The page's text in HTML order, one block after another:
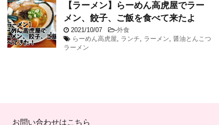
【ラーメン】らーめん高虎屋でラー
メン、餃子、ご飯を食べて来たよ
2021/10/07 -外食
らーめん高虎屋, ランチ, ラーメン, 醤油とんこつ
ラーメン
お問い合わせはこちら